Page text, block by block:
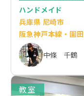
ハンドメイド
兵庫県 尼崎市
阪急神戸本線・園
中條 千鶴
教室